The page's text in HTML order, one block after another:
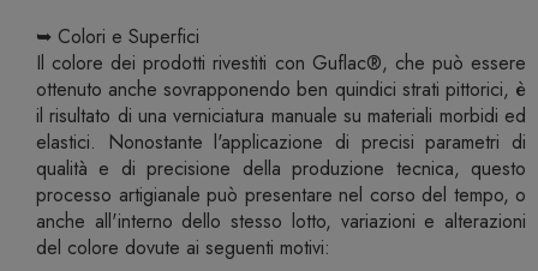
➥ Colori e Superfici
Il colore dei prodotti rivestiti con Guflac®, che può essere
ottenuto anche sovrapponendo ben quindici strati pittorici, è
il risultato di una verniciatura manuale su materiali morbidi ed
elastici. Nonostante l'applicazione di precisi parametri di
qualità e di precisione della produzione tecnica, questo
processo artigianale può presentare nel corso del tempo, o
anche all'interno dello stesso lotto, variazioni e alterazioni
del colore dovute ai seguenti motivi: